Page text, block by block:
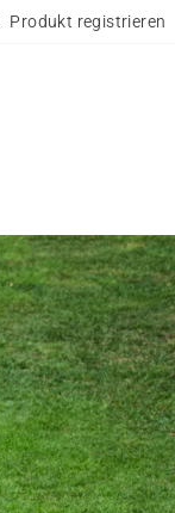
Produkt registrieren